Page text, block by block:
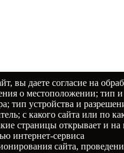
вы даете согласие на
о местоположении; тип и
тип устройства и
с какого сайта или по
страницы открывает и
интернет-сервиса
сайта,